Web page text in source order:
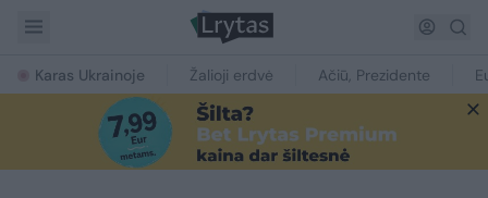
Karas Ukrainoje Žalioji erdvė Ačiū, Prezidente